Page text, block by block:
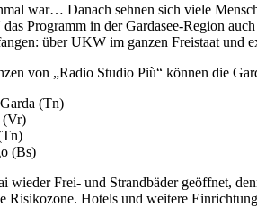
war… Danach sehnen sich viele
Programm in der Gardasee-Region
über UKW im ganzen Freistaat
von „Radio Studio Più“ können die
(Tn)
(Vr)
(Bs)
wieder Frei- und Strandbäder geöffnet,
Risikozone. Hotels und weitere